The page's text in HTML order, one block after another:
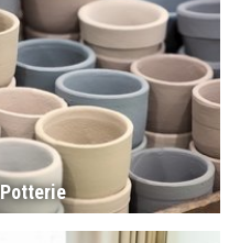
Potterie